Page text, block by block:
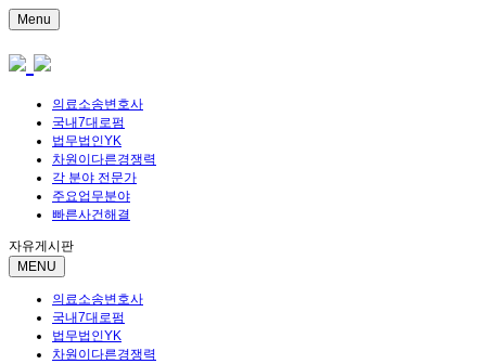
Menu
의료소송변호사
국내7대로펌
법무법인YK
차원이다른경쟁력
각 분야 전문가
주요업무분야
빠른사건해결
자유게시판
MENU
의료소송변호사
국내7대로펌
법무법인YK
차원이다른경쟁력